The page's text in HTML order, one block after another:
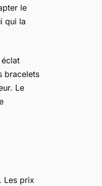
le
qui la
bracelets
Le
Les prix